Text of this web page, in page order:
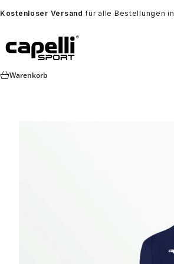
Kostenloser Versand für alle Bestellungen
Capelli Sport Europe
Warenkorb